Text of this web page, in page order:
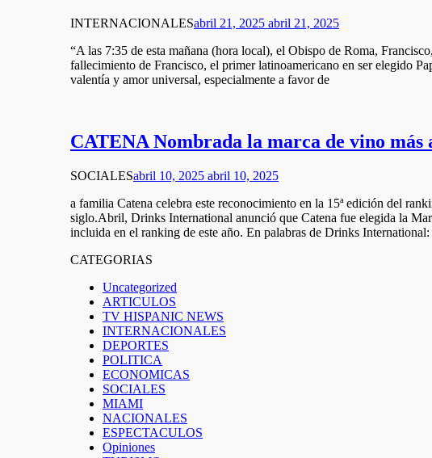
INTERNACIONALESabril 21, 2025 abril 21, 2025
“A las 7:35 de esta mañana (hora local), el Obispo de Roma,
fallecimiento de Francisco, el primer latinoamericano en ser elegido
valentía y amor universal, especialmente a favor de
CATENA Nombrada la marca de vino
SOCIALESabril 10, 2025 abril 10, 2025
a familia Catena celebra este reconocimiento en la 15ª edición del
siglo.Abril, Drinks International anunció que Catena fue elegida la
incluida en el ranking de este año. En palabras de Drinks
CATEGORIAS
Uncategorized
ARTICULOS
TV HISPANIC NEWS
INTERNACIONALES
DEPORTES
POLITICA
ECONOMICAS
SOCIALES
MIAMI
NACIONALES
ESPECTACULOS
Opiniones